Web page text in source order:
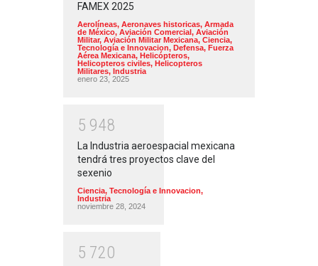
FAMEX 2025
Aerolíneas, Aeronaves historicas, Armada
de México, Aviación Comercial, Aviación
Militar, Aviación Militar Mexicana, Ciencia,
Tecnología e Innovacion, Defensa, Fuerza
Aérea Mexicana, Helicópteros,
Helicopteros civiles, Helicopteros
Militares, Industria
enero 23, 2025
5 948
La Industria aeroespacial mexicana
tendrá tres proyectos clave del
sexenio
Ciencia, Tecnología e Innovacion,
Industria
noviembre 28, 2024
5 720